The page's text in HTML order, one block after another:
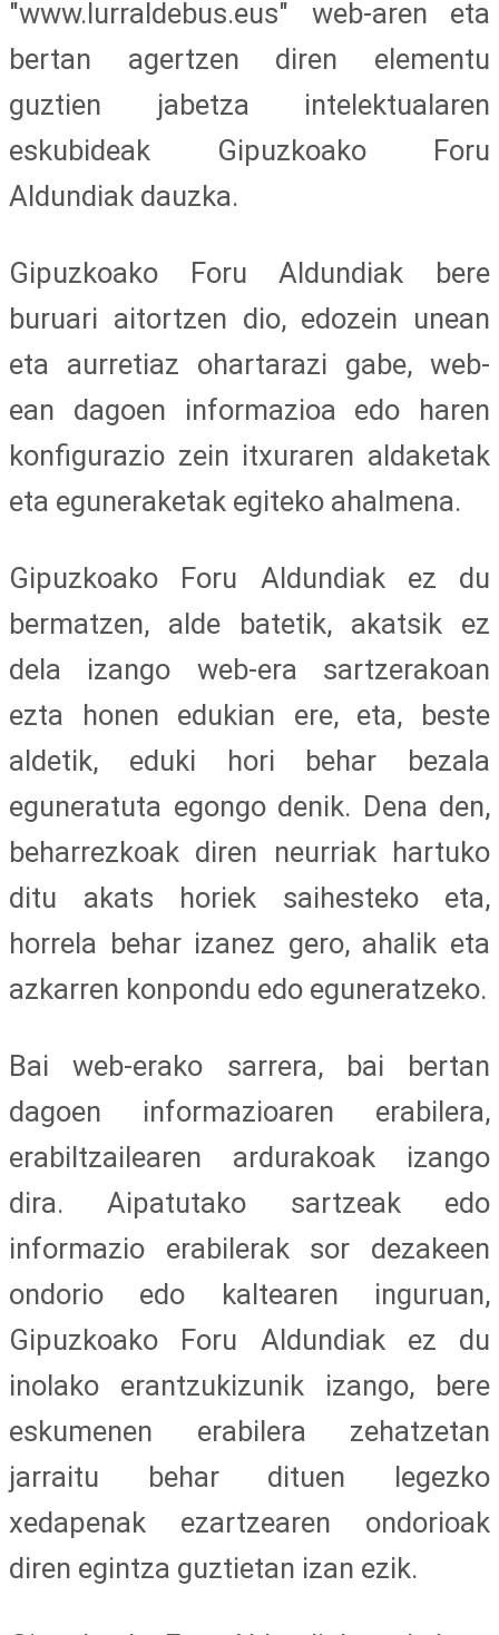
"www.lurraldebus.eus" web-aren eta
bertan agertzen diren elementu
guztien jabetza intelektualaren
eskubideak Gipuzkoako Foru
Aldundiak dauzka.
Gipuzkoako Foru Aldundiak bere
buruari aitortzen dio, edozein unean
eta aurretiaz ohartarazi gabe, web-
ean dagoen informazioa edo haren
konfigurazio zein itxuraren aldaketak
eta eguneraketak egiteko ahalmena.
Gipuzkoako Foru Aldundiak ez du
bermatzen, alde batetik, akatsik ez
dela izango web-era sartzerakoan
ezta honen edukian ere, eta, beste
aldetik, eduki hori behar bezala
eguneratuta egongo denik. Dena den,
beharrezkoak diren neurriak hartuko
ditu akats horiek saihesteko eta,
horrela behar izanez gero, ahalik eta
azkarren konpondu edo eguneratzeko.
Bai web-erako sarrera, bai bertan
dagoen informazioaren erabilera,
erabiltzailearen ardurakoak izango
dira. Aipatutako sartzeak edo
informazio erabilerak sor dezakeen
ondorio edo kaltearen inguruan,
Gipuzkoako Foru Aldundiak ez du
inolako erantzukizunik izango, bere
eskumenen erabilera zehatzetan
jarraitu behar dituen legezko
xedapenak ezartzearen ondorioak
diren egintza guztietan izan ezik.